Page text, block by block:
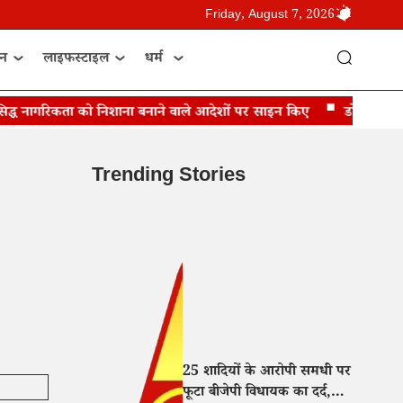
Friday, August 7, 2026
लाइफस्टाइल धर्म
नागरिकता को निशाना बनाने वाले आदेशों पर साइन किए डोनाल्ड ट्रंप
Trending Stories
25 शादियों के आरोपी समधी पर
फूटा बीजेपी विधायक का दर्द,